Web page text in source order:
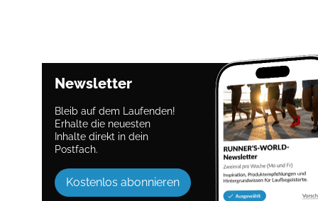
Newsletter
Bleib auf dem Laufenden!
Erhalte die neuesten
Inhalte direkt in dein
Postfach.
Kostenlos abonnieren